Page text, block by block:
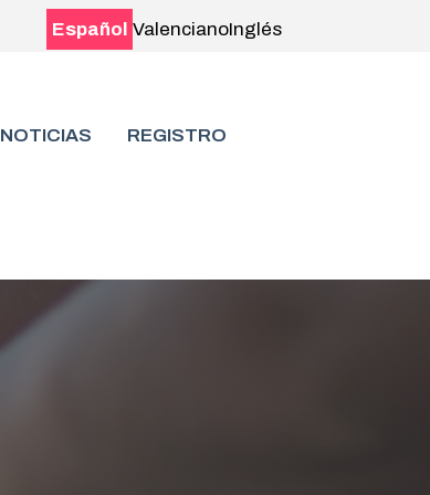
Español ValencianoInglés
NOTICIAS REGISTRO